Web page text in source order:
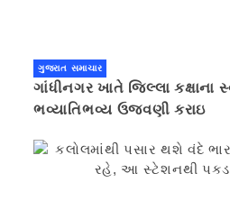
ગુજરાત સમાચાર
ગાંધીનગર ખાતે જિલ્લા કક્ષાના
ભવ્યાતિભવ્ય ઉજવણી કરાઇ